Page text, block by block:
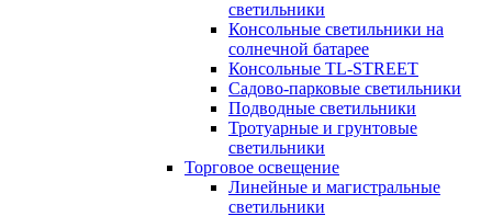
светильники
Консольные светильники на
солнечной батарее
Консольные TL-STREET
Садово-парковые светильники
Подводные светильники
Тротуарные и грунтовые
светильники
Торговое освещение
Линейные и магистральные
светильники